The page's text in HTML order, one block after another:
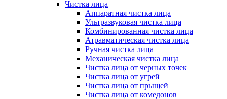
Чистка лица
Аппаратная чистка лица
Ультразвуковая чистка лица
Комбинированная чистка лица
Атравматическая чистка лица
Ручная чистка лица
Механическая чистка лица
Чистка лица от черных точек
Чистка лица от угрей
Чистка лица от прыщей
Чистка лица от комедонов